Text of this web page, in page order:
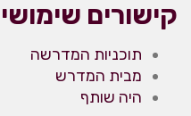
קישורים
תוכניות המדרשה
מבית המדרש
היה שותף